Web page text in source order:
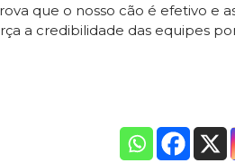
que o nosso cão é efetivo e
a credibilidade das equipes